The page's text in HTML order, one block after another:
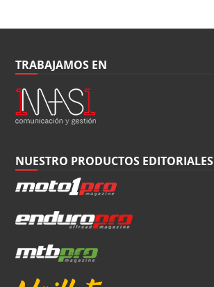
TRABAJAMOS EN
NUESTRO PRODUCTOS EDITORIALES